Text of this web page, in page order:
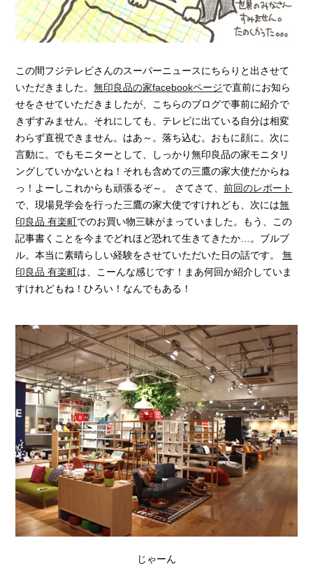
この間フジテレビさんのスーパーニュースにちらりと出させて
いただきました。無印良品の家facebookページで直前にお知ら
せをさせていただきましたが、こちらのブログで事前に紹介で
きずすみません。それにしても、テレビに出ている自分は相変
わらず直視できません。はあ～。落ち込む。おもに顔に。次に
言動に。でもモニターとして、しっかり無印良品の家モニタリ
ングしていかないとね！それも含めての三鷹の家大使だからね
っ！よーしこれからも頑張るぞ～。 さてさて、前回のレポート
で、現場見学会を行った三鷹の家大使ですけれども、次には無
印良品 有楽町でのお買い物三昧がまっていました。もう、この
記事書くことを今までどれほど恐れて生きてきたか…。ブルブ
ル。本当に素晴らしい経験をさせていただいた日の話です。無
印良品 有楽町は、こーんな感じです！まあ何回か紹介していま
すけれどもね！ひろい！なんでもある！
じゃーん